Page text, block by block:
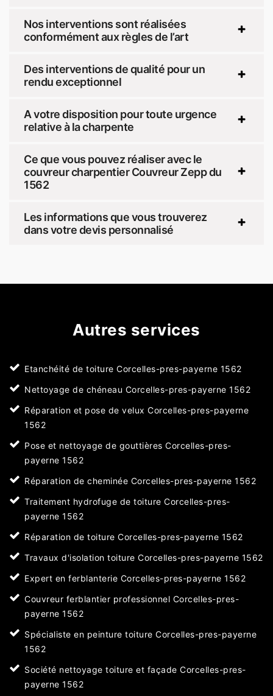
Nos interventions sont réalisées
conformément aux règles de l’art
Des interventions de qualité pour un
rendu exceptionnel
A votre disposition pour toute urgence
relative à la charpente
Ce que vous pouvez réaliser avec le
couvreur charpentier Couvreur Zepp du
1562
Les informations que vous trouverez
dans votre devis personnalisé
Autres services
Etanchéité de toiture Corcelles-pres-payerne 1562
Nettoyage de chéneau Corcelles-pres-payerne 1562
Réparation et pose de velux Corcelles-pres-payerne
1562
Pose et nettoyage de gouttières Corcelles-pres-
payerne 1562
Réparation de cheminée Corcelles-pres-payerne 1562
Traitement hydrofuge de toiture Corcelles-pres-
payerne 1562
Réparation de toiture Corcelles-pres-payerne 1562
Travaux d'isolation toiture Corcelles-pres-payerne 1562
Expert en ferblanterie Corcelles-pres-payerne 1562
Couvreur ferblantier professionnel Corcelles-pres-
payerne 1562
Spécialiste en peinture toiture Corcelles-pres-payerne
1562
Société nettoyage toiture et façade Corcelles-pres-
payerne 1562